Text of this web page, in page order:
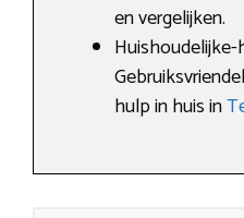
en vergelijken.
Huishoudelijke-
hulp in huis in